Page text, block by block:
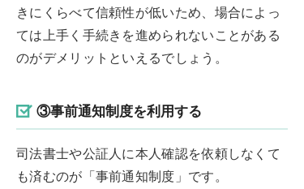
きにくらべて信頼性が低いため、場合によっ
ては上手く手続きを進められないことがある
のがデメリットといえるでしょう。
③事前通知制度を利用する
司法書士や公証人に本人確認を依頼しなくて
も済むのが「事前通知制度」です。